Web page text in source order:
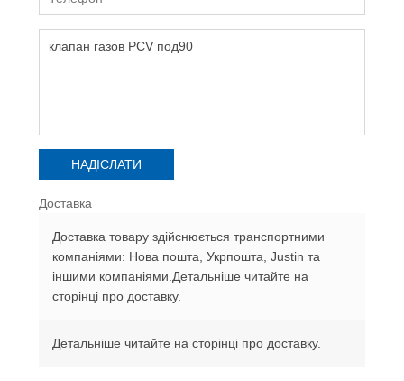
Доставка
Доставка товару здійснюється транспортними
компаніями: Нова пошта, Укрпошта, Justin та
іншими компаніями.Детальніше читайте на
сторінці про доставку.
Детальніше читайте на сторінці про доставку.